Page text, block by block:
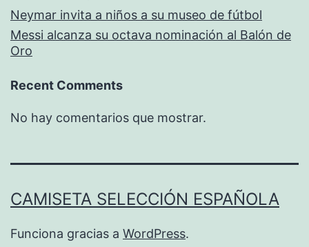
Neymar invita a niños a su museo de fútbol
Messi alcanza su octava nominación al Balón de
Oro
Recent Comments
No hay comentarios que mostrar.
CAMISETA SELECCIÓN ESPAÑOLA
Funciona gracias a WordPress.